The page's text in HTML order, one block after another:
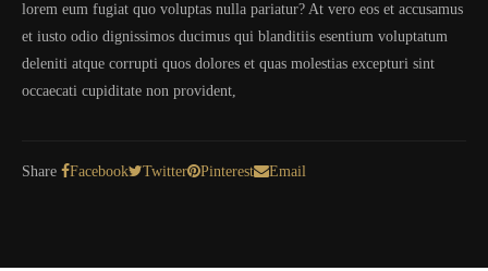
lorem eum fugiat quo voluptas nulla pariatur? At vero eos et accusamus
et iusto odio dignissimos ducimus qui blanditiis esentium voluptatum
deleniti atque corrupti quos dolores et quas molestias excepturi sint
occaecati cupiditate non provident,
Share Facebook Twitter Pinterest Email